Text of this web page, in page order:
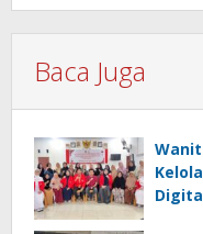
Baca Juga